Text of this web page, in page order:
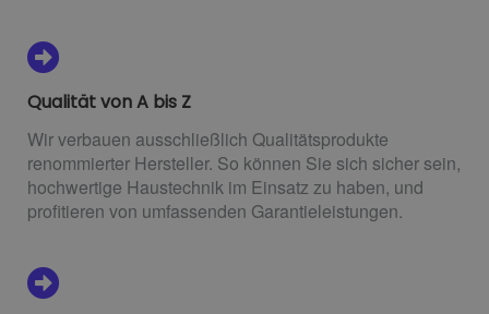
Qualität von A bis Z
Wir verbauen ausschließlich Qualitätsprodukte
renommierter Hersteller. So können Sie sich sicher sein,
hochwertige Haustechnik im Einsatz zu haben, und
profitieren von umfassenden Garantieleistungen.